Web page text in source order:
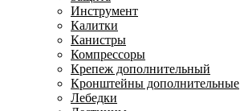
Инструмент
Калитки
Канистры
Компрессоры
Крепеж дополнительный
Кронштейны дополнительные
Лебедки